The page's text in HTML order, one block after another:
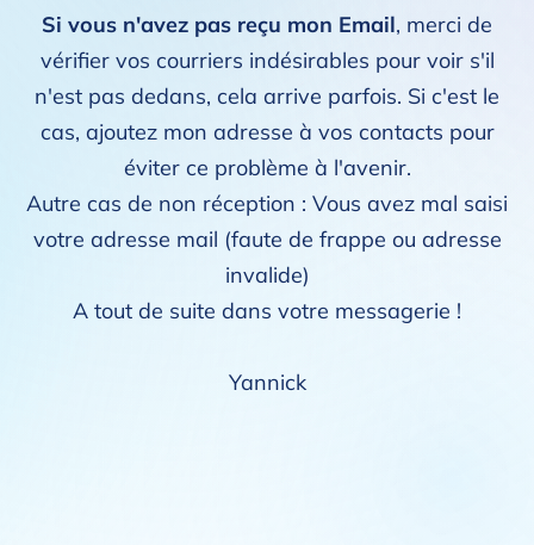
Si vous n'avez pas reçu mon Email, merci de
vérifier vos courriers indésirables pour voir s'il
n'est pas dedans, cela arrive parfois. Si c'est le
cas, ajoutez mon adresse à vos contacts pour
éviter ce problème à l'avenir.
Autre cas de non réception : Vous avez mal saisi
votre adresse mail (faute de frappe ou adresse
invalide)
A tout de suite dans votre messagerie !
Yannick